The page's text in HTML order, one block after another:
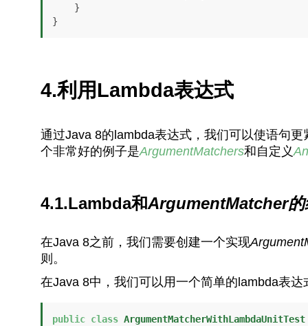
}
4.利用Lambda表达式
通过Java 8的lambda表达式，我们可以使语句
个非常好的例子是ArgumentMatchers和自定义
4.1.Lambda和ArgumentMatcher的
在Java 8之前，我们需要创建一个实现
则。
在Java 8中，我们可以用一个简单的lambda表达
public class ArgumentMatcherWithLambdaUnitTest